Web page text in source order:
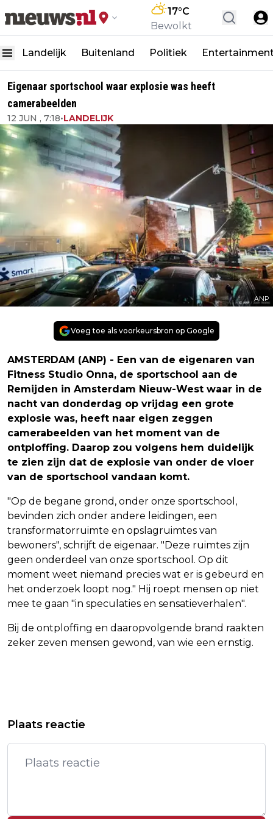
17°C
Bewolkt
Landelijk Buitenland Politiek
Eigenaar sportschool waar explosie was heeft
camerabeelden
12 JUN , 7:18•LANDELIJK
ANP
Voeg toe als voorkeursbron op Google
AMSTERDAM (ANP) - Een van de eigenaren van
Fitness Studio Onna, de sportschool aan de
Remijden in Amsterdam Nieuw-West waar in de
nacht van donderdag op vrijdag een grote
explosie was, heeft naar eigen zeggen
camerabeelden van het moment van de
ontploffing. Daarop zou volgens hem duidelijk
te zien zijn dat de explosie van onder de vloer
van de sportschool vandaan komt.
"Op de begane grond, onder onze sportschool,
bevinden zich onder andere leidingen, een
transformatorruimte en opslagruimtes van
bewoners", schrijft de eigenaar. "Deze ruimtes zijn
geen onderdeel van onze sportschool. Op dit
moment weet niemand precies wat er is gebeurd en
het onderzoek loopt nog." Hij roept mensen op niet
mee te gaan "in speculaties en sensatieverhalen".
Bij de ontploffing en daaropvolgende brand raakten
zeker zeven mensen gewond, van wie een ernstig.
JAAR IN COMA OVERLEDEN
AMSTERDAM REGELT PLEKKEN IN
HOTELS VOOR GETROFFENEN
EXPLOSIE
Plaats reactie